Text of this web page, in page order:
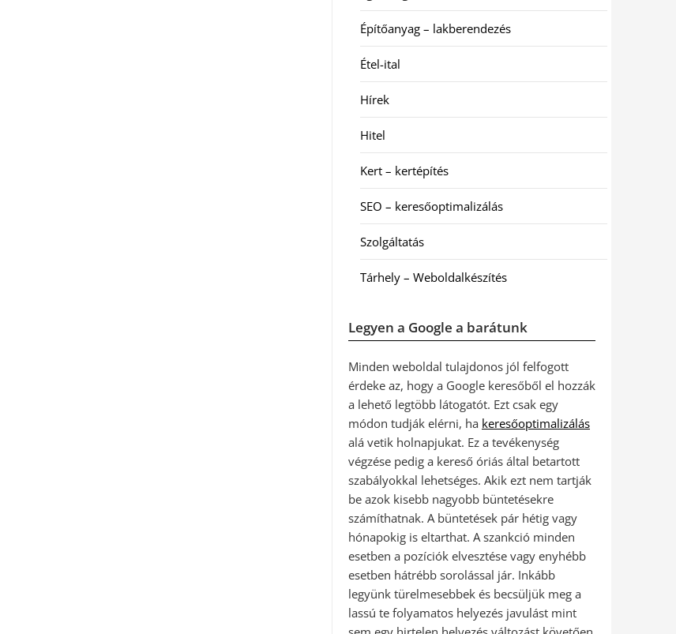
Építőanyag – lakberendezés
Étel-ital
Hírek
Hitel
Kert – kertépítés
SEO – keresőoptimalizálás
Szolgáltatás
Tárhely – Weboldalkészítés
Legyen a Google a barátunk
Minden weboldal tulajdonos jól felfogott
érdeke az, hogy a Google keresőből el hozzák
a lehető legtöbb látogatót. Ezt csak egy
módon tudják elérni, ha keresőoptimalizálás
alá vetik holnapjukat. Ez a tevékenység
végzése pedig a kereső óriás által betartott
szabályokkal lehetséges. Akik ezt nem tartják
be azok kisebb nagyobb büntetésekre
számíthatnak. A büntetések pár hétig vagy
hónapokig is eltarthat. A szankció minden
esetben a pozíciók elvesztése vagy enyhébb
esetben hátrébb sorolással jár. Inkább
legyünk türelmesebbek és becsüljük meg a
lassú te folyamatos helyezés javulást mint